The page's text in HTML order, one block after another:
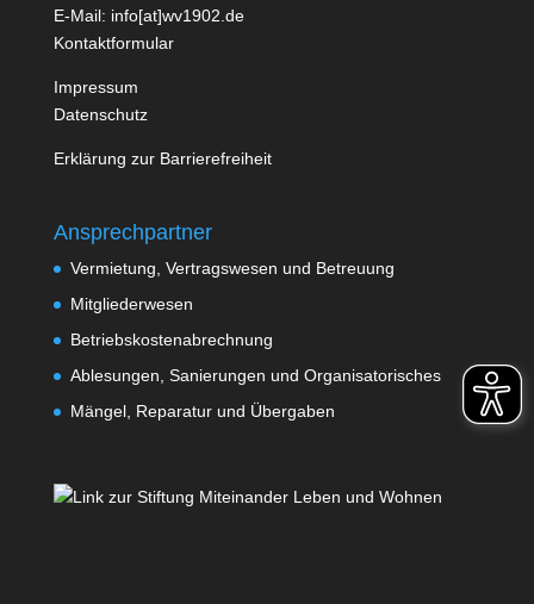
E-Mail: info[at]wv1902.de
Kontaktformular
Impressum
Datenschutz
Erklärung zur Barrierefreiheit
Ansprechpartner
Vermietung, Vertragswesen und Betreuung
Mitgliederwesen
Betriebskostenabrechnung
Ablesungen, Sanierungen und Organisatorisches
Mängel, Reparatur und Übergaben